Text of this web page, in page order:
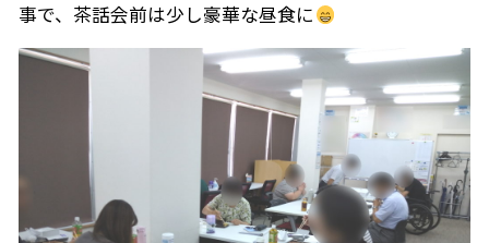
事で、茶話会前は少し豪華な昼食に